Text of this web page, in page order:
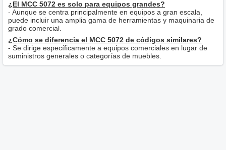
¿El MCC 5072 es solo para equipos grandes?
- Aunque se centra principalmente en equipos a gran escala,
puede incluir una amplia gama de herramientas y maquinaria de
grado comercial.
¿Cómo se diferencia el MCC 5072 de códigos similares?
- Se dirige específicamente a equipos comerciales en lugar de
suministros generales o categorías de muebles.